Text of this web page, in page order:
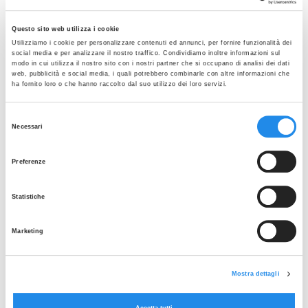
Questo sito web utilizza i cookie
Utilizziamo i cookie per personalizzare contenuti ed annunci, per fornire funzionalità dei
social media e per analizzare il nostro traffico. Condividiamo inoltre informazioni sul
modo in cui utilizza il nostro sito con i nostri partner che si occupano di analisi dei dati
web, pubblicità e social media, i quali potrebbero combinarle con altre informazioni che
ha fornito loro o che hanno raccolto dal suo utilizzo dei loro servizi.
Necessari
Preferenze
Statistiche
Marketing
Mostra dettagli
31-32-14MP Tri-Clamp Reducers Rev4